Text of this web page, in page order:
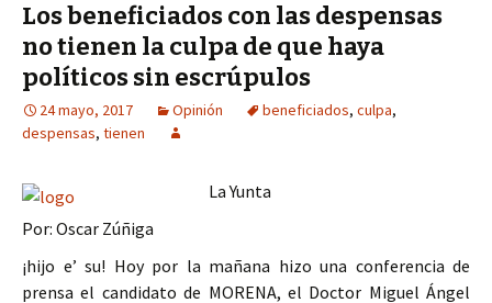
Los beneficiados con las despensas
no tienen la culpa de que haya
políticos sin escrúpulos
24 mayo, 2017 Opinión beneficiados, culpa,
despensas, tienen
La Yunta
Por: Oscar Zúñiga
¡hijo e’ su! Hoy por la mañana hizo una conferencia de
prensa el candidato de MORENA, el Doctor Miguel Ángel